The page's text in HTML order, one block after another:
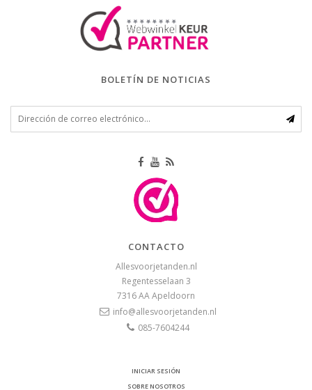
BOLETÍN DE NOTICIAS
CONTACTO
Allesvoorjetanden.nl
Regentesselaan 3
7316 AAApeldoorn
info@allesvoorjetanden.nl
085-7604244
INICIAR SESIÓN
SOBRE NOSOTROS